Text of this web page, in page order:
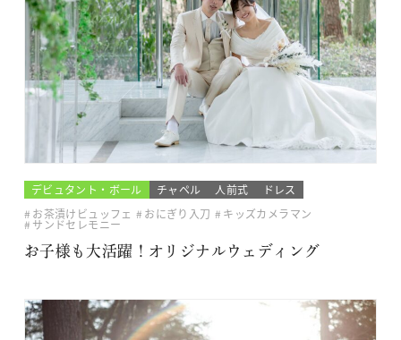
デビュタント・ボール チャペル 人前式
ドレス
お茶漬けビュッフェ
おにぎり入刀 キッズカメラマン
サンドセレモニー
お子様も大活躍！オリジナルウェディング